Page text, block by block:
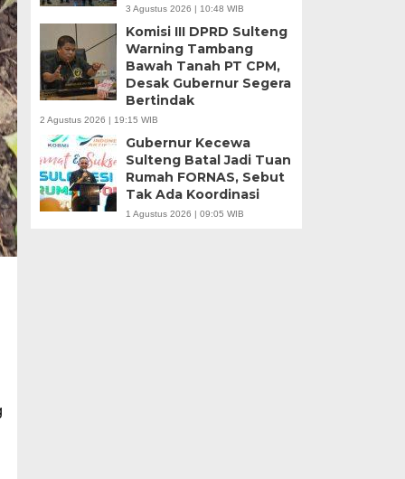
3 Agustus 2026 | 10:48 WIB
Komisi III DPRD Sulteng
Warning Tambang
Bawah Tanah PT CPM,
Desak Gubernur Segera
Bertindak
2 Agustus 2026 | 19:15 WIB
Gubernur Kecewa
Sulteng Batal Jadi Tuan
Rumah FORNAS, Sebut
Tak Ada Koordinasi
1 Agustus 2026 | 09:05 WIB